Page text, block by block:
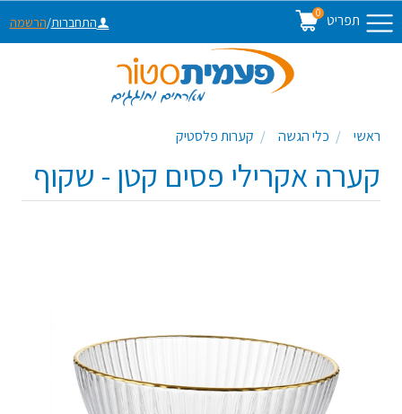
תפריט 0
התחברות/הרשמה
ראשי כלי הגשה קערות פלסטיק
קערה אקרילי פסים קטן - שקוף